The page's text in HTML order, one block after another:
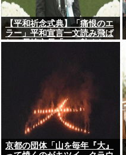
【平和祈念式典】「痛恨のエ
ラー」平和宣言一文読み飛ば
し…長崎市長「つい熱くなっ
京都の団体「山を毎年『大』